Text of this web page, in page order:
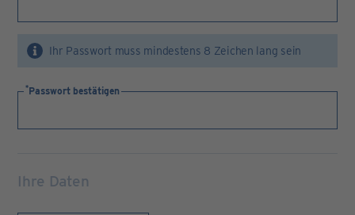
Ihr Passwort muss mindestens 8 Zeichen lang sein
Passwort bestätigen
Ihre Daten